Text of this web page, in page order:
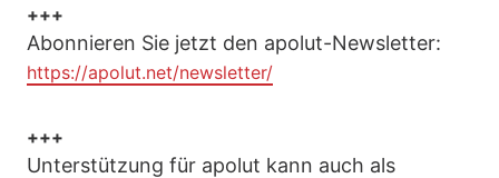
+++
Abonnieren Sie jetzt den apolut-Newsletter:
https://apolut.net/newsletter/
+++
Unterstützung für apolut kann auch als